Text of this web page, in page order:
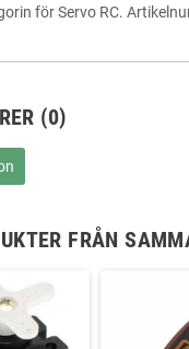
för Servo RC.
(0)
FRÅN